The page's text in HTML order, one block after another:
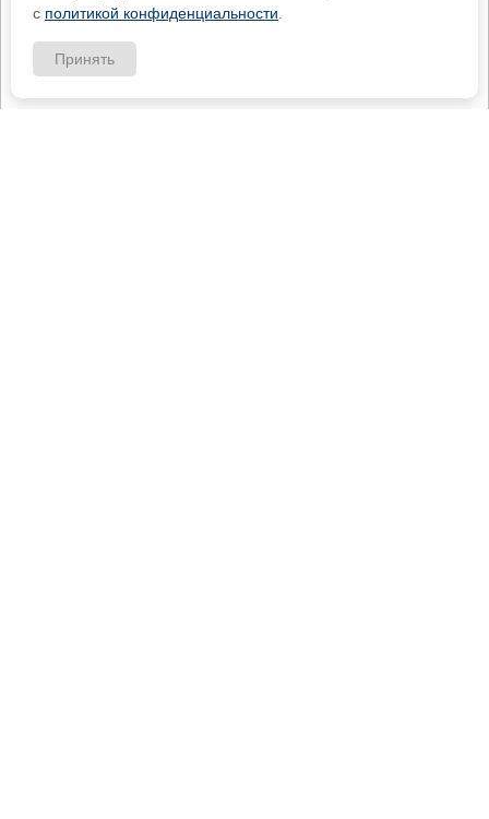
с политикой конфиденциальности
Принять